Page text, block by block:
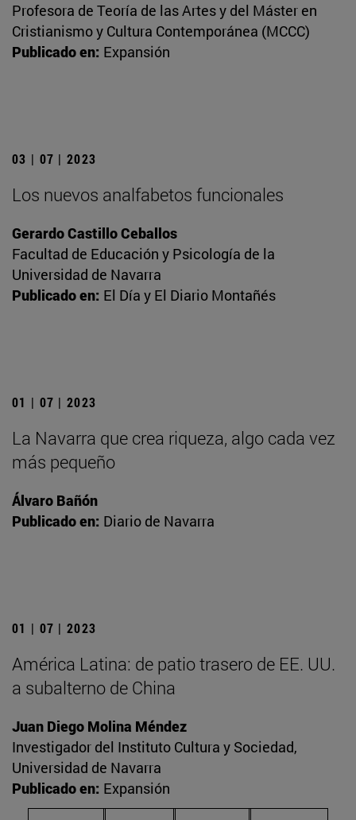
Profesora de Teoría de las Artes y del Máster en
Cristianismo y Cultura Contemporánea (MCCC)
Publicado en: Expansión
03 | 07 | 2023
Los nuevos analfabetos funcionales
Gerardo Castillo Ceballos
Facultad de Educación y Psicología de la
Universidad de Navarra
Publicado en: El Día y El Diario Montañés
01 | 07 | 2023
La Navarra que crea riqueza, algo cada vez
más pequeño
Álvaro Bañón
Publicado en: Diario de Navarra
01 | 07 | 2023
América Latina: de patio trasero de EE. UU.
a subalterno de China
Juan Diego Molina Méndez
Investigador del Instituto Cultura y Sociedad,
Universidad de Navarra
Publicado en: Expansión